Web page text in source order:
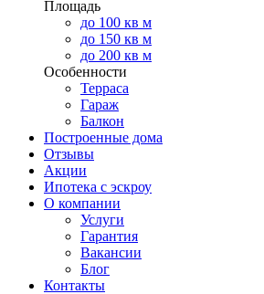
Площадь
до 100 кв м
до 150 кв м
до 200 кв м
Особенности
Терраса
Гараж
Балкон
Построенные дома
Отзывы
Акции
Ипотека с эскроу
О компании
Услуги
Гарантия
Вакансии
Блог
Контакты